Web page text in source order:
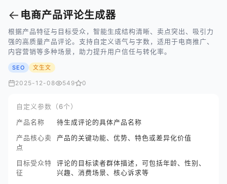
← 电商产品评论生成器
根据产品特征与目标受众，智能生成结构清晰、卖点突出、吸引力
强的高质量产品评论。支持自定义语气与字数，适用于电商推广、
内容营销等多种场景，助力提升用户信任与转化率。
SEO 文生文
2025-12-08 549 0
自定义参数（6个）
产品名称
待生成评论的具体产品名称
产品核心卖
点
产品的关键功能、优势、特色或差异化价值
目标受众特
征
评论的目标读者群体描述，可包括年龄、性别、
兴趣、消费场景、核心诉求等